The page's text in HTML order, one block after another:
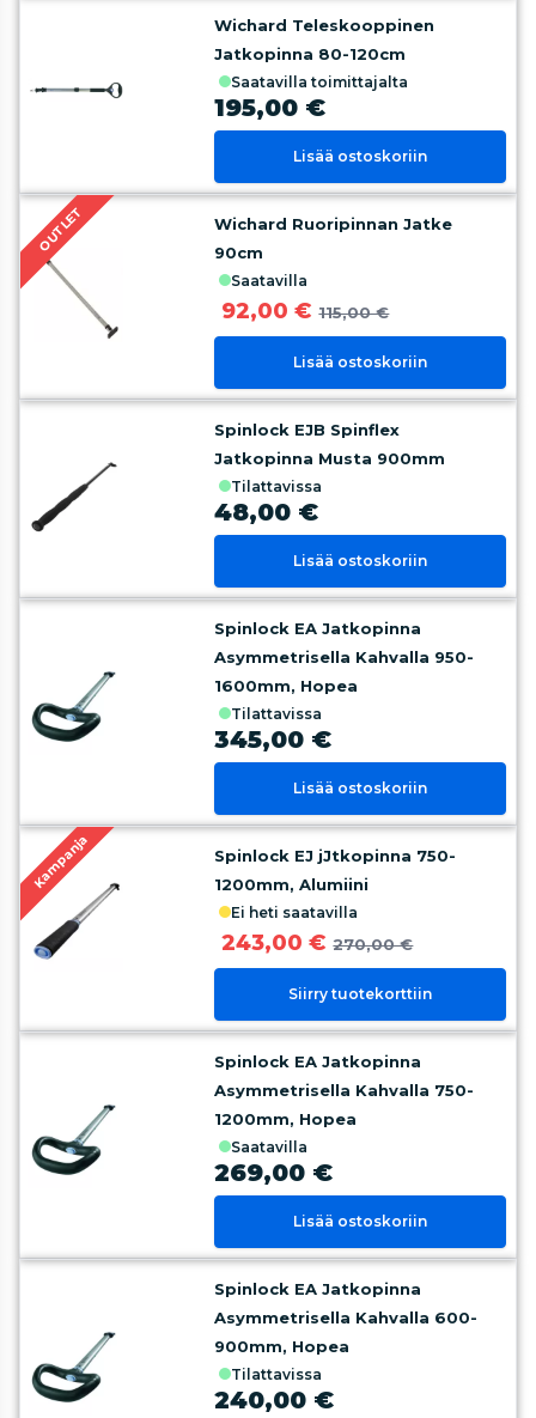
Wichard Teleskooppinen
Jatkopinna 80-120cm
saatavilla toimittajalta
195,00 €
Lisää ostoskoriin
OUTLET
Wichard Ruoripinnan Jatke
90cm
saatavilla
92,00 € 115,00 €
Lisää ostoskoriin
Spinlock EJB Spinflex
Jatkopinna Musta 900mm
tilattavissa
48,00 €
Lisää ostoskoriin
Spinlock EA Jatkopinna
Asymmetrisella Kahvalla 950-
1600mm, Hopea
tilattavissa
345,00 €
Lisää ostoskoriin
Kampanja
Spinlock EJ jJtkopinna 750-
1200mm, Alumiini
ei heti saatavilla
243,00 € 270,00 €
Siirry tuotekorttiin
Spinlock EA Jatkopinna
Asymmetrisella Kahvalla 750-
1200mm, Hopea
saatavilla
269,00 €
Lisää ostoskoriin
Spinlock EA Jatkopinna
Asymmetrisella Kahvalla 600-
900mm, Hopea
tilattavissa
240,00 €